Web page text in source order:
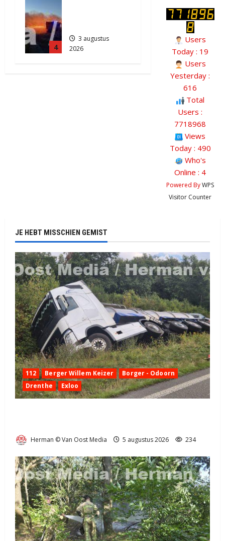
4
3 augustus
2026
Users
Today : 19
Users
Yesterday :
616
Total
Users :
7718968
Views
Today : 490
Who's
Online : 4
Powered ByWPS
Visitor Counter
JE HEBT MISSCHIEN GEMIST
112 Berger Willem Keizer
Borger - Odoorn
Drenthe
Exloo
Herman © Van Oost Media 5 augustus 2026 234